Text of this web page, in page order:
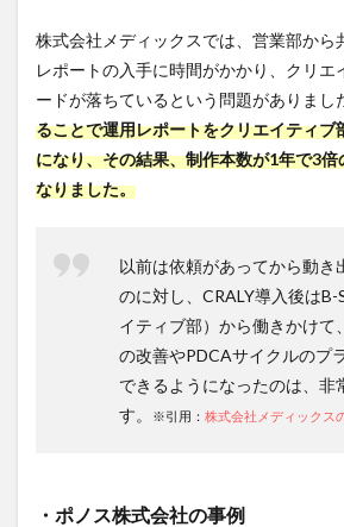
株式会社メディックスでは、営業部から
レポートの入手に時間がかかり、クリエ
ードが落ちているという問題がありまし
ることで運用レポートをクリエイティブ
になり、その結果、制作本数が1年で3
なりました。
以前は依頼があってから動き
のに対し、CRALY導入後は
イティブ部）から働きかけて
の改善やPDCAサイクルのプ
できるようになったのは、非
す。
※引用： 株式会社メディックス
・ポノス株式会社の事例